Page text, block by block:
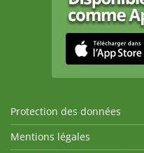
Protection des données
Mentions légales